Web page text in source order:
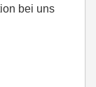
bei uns